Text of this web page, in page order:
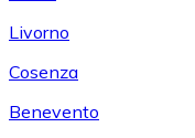
Livorno
Cosenza
Benevento